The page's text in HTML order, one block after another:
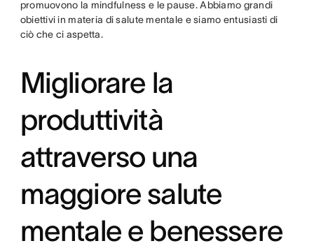
promuovono la mindfulness e le pause. Abbiamo grandi
obiettivi in materia di salute mentale e siamo entusiasti di
ciò che ci aspetta.
Migliorare la
produttività
attraverso una
maggiore salute
mentale e benessere